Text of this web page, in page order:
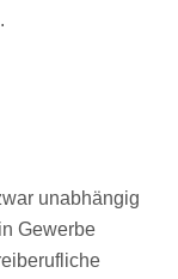
unabhängig
Gewerbe